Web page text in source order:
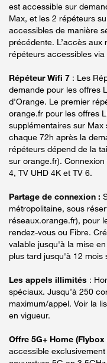
est accessible sur
Max, et les 2 répéteurs
accessibles de manière
précédente. L’accès aux
répéteurs accessibles
Répéteur Wifi 7 : Les
demande pour les offres
d'Orange. Le premier
orange.fr pour les offres
supplémentaires sur
chaque 72h après la
répéteurs dépend de la
sur orange.fr).
4, TV UHD 4K et TV 6.
Partage de connexion :
métropolitaine, sous
réseaux.orange.fr), pour
rendez-vous ou Fibre.
valable jusqu'à la mise
plus tard jusqu'à 12 mois
Les appels illimités :
spéciaux. Jusqu’à 250
maximum/appel. Voir la
en vigueur.
Offre 5G+ Home (Flybox
accessible